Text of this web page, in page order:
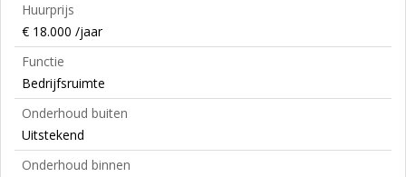
Huurprijs
€ 18.000 /jaar
Functie
Bedrijfsruimte
Onderhoud buiten
Uitstekend
Onderhoud binnen